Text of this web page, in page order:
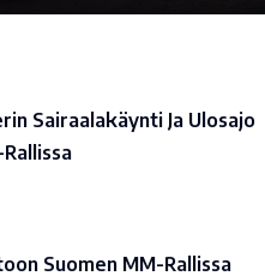
Sairaalakäynti Ja Ulosajo
Suomen MM-Rallissa